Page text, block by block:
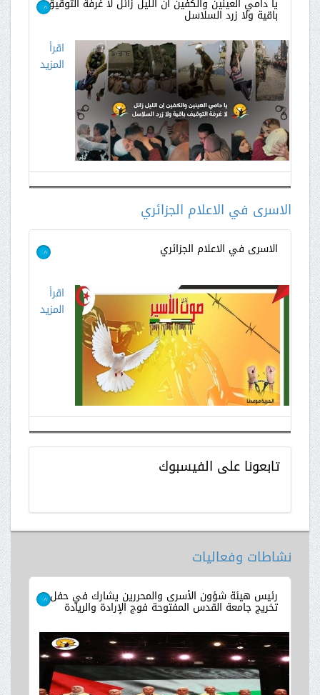
يا دامي العينين والكفين ان الليل زائل لا غرفة التوقيق
باقية ولا زرد السلاسل >
اقرأ
المزيد
الاسرى في الاعلام الجزائري
الاسرى في الاعلام الجزائري >
اقرأ
المزيد
تابعونا على الفيسبوك
نشاطات وفعاليات
رئيس هيئة شؤون الأسرى والمحررين يشارك في حفل
تخريج جامعة القدس المفتوحة فوج الإرادة والريادة >